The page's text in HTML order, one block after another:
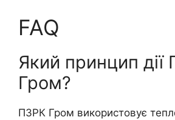
FAQ
Який принцип дії
Гром?
ПЗРК Гром використовує